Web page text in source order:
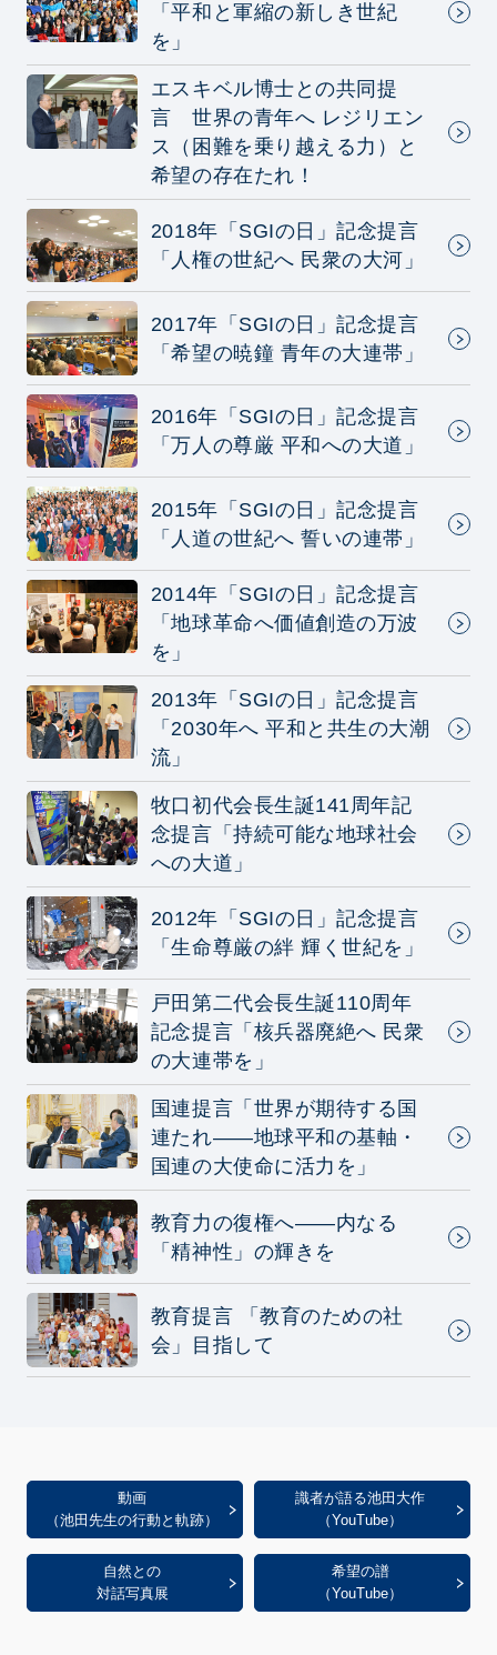
「平和と軍縮の新しき世紀
を」
エスキベル博士との共同提
言 世界の青年へ レジリエン
ス（困難を乗り越える力）と
希望の存在たれ！
2018年「SGIの日」記念提言
「人権の世紀へ 民衆の大河」
2017年「SGIの日」記念提言
「希望の暁鐘 青年の大連帯」
2016年「SGIの日」記念提言
「万人の尊厳 平和への大道」
2015年「SGIの日」記念提言
「人道の世紀へ 誓いの連帯」
2014年「SGIの日」記念提言
「地球革命へ価値創造の万波
を」
2013年「SGIの日」記念提言
「2030年へ 平和と共生の大潮
流」
牧口初代会長生誕141周年記
念提言「持続可能な地球社会
への大道」
2012年「SGIの日」記念提言
「生命尊厳の絆 輝く世紀を」
戸田第二代会長生誕110周年
記念提言「核兵器廃絶へ 民衆
の大連帯を」
国連提言「世界が期待する国
連たれ——地球平和の基軸・
国連の大使命に活力を」
教育力の復権へ——内なる
「精神性」の輝きを
教育提言 「教育のための社
会」目指して
動画
（池田先生の行動と軌跡）
識者が語る池田大作
（YouTube）
自然との
対話写真展
希望の譜
（YouTube）